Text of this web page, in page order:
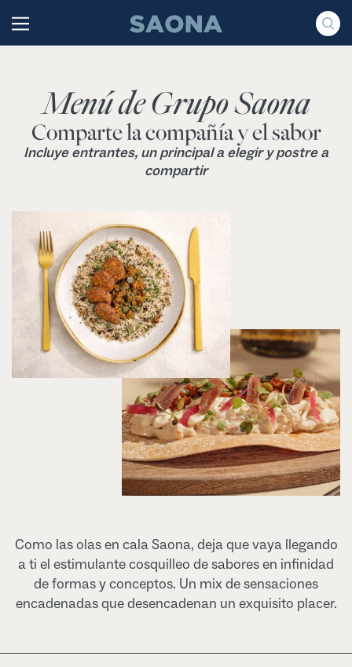
Grupo Saona
Menú de Grupo Saona
Comparte la compañía y el sabor
Incluye entrantes, un principal a elegir y postre a
compartir
Como las olas en cala Saona, deja que vaya llegando
a ti el estimulante cosquilleo de sabores en infinidad
de formas y conceptos. Un mix de sensaciones
encadenadas que desencadenan un exquisito placer.